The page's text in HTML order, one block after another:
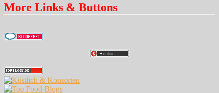
More Links & Buttons